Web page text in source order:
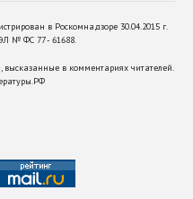
в Роскомнадзоре 30.04.2015 г.
№ ФС 77 - 61688.
высказанные в комментариях читателей.